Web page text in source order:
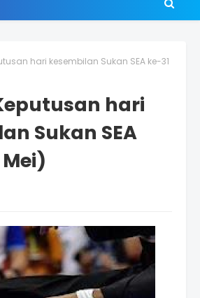
hari kesembilan Sukan SEA ke-31
hari
Sukan SEA
Mei)